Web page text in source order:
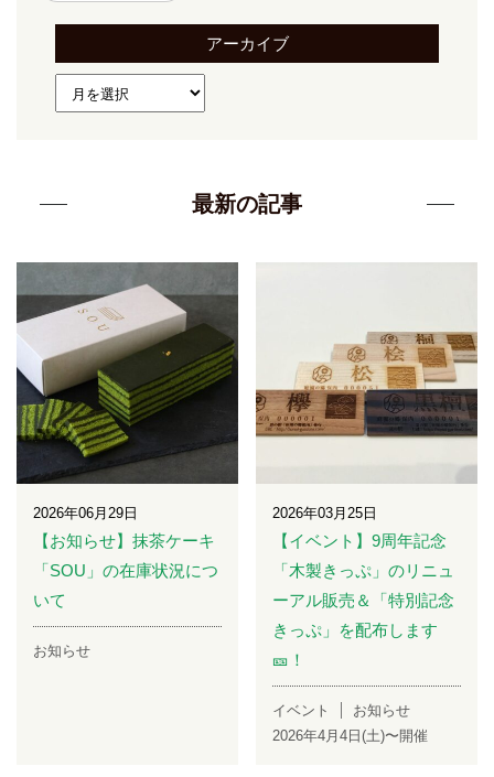
アーカイブ
最新の記事
2026年06月29日
【お知らせ】抹茶ケーキ
「SOU」の在庫状況につ
いて
お知らせ
2026年03月25日
【イベント】9周年記念
「木製きっぷ」のリニュ
ーアル販売＆「特別記念
きっぷ」を配布します
🎫！
イベント
お知らせ
2026年4月4日(土)〜開催